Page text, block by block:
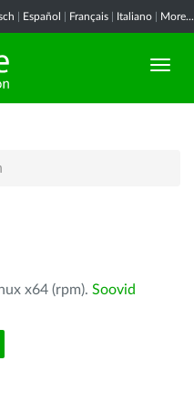
Español Français Italiano More...
x64 (rpm). Soovid